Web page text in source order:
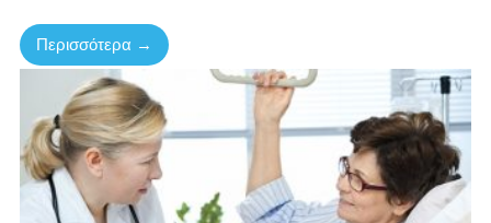
Περισσότερα →